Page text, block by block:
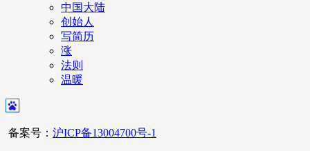
中国大陆
创始人
写简历
涨
法则
温暖
备案号： 沪ICP备13004700号-1